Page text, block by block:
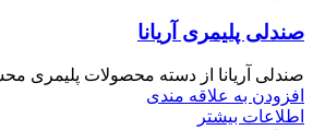
صندلی پلیمری آریانا
صندلی آریانا از دسته محصولات
افزودن به علاقه مندی
اطلاعات بیشتر